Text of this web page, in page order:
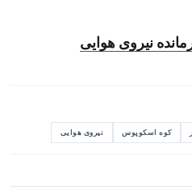
نیروی هوایی
کوه اسکوپوس نیروی هوایی